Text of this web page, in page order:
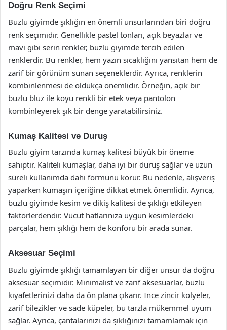
Doğru Renk Seçimi
Buzlu giyimde şıklığın en önemli unsurlarından biri doğru
renk seçimidir. Genellikle pastel tonları, açık beyazlar ve
mavi gibi serin renkler, buzlu giyimde tercih edilen
renklerdir. Bu renkler, hem yazın sıcaklığını yansıtan hem de
zarif bir görünüm sunan seçeneklerdir. Ayrıca, renklerin
kombinlenmesi de oldukça önemlidir. Örneğin, açık bir
buzlu bluz ile koyu renkli bir etek veya pantolon
kombinleyerek şık bir denge yaratabilirsiniz.
Kumaş Kalitesi ve Duruş
Buzlu giyim tarzında kumaş kalitesi büyük bir öneme
sahiptir. Kaliteli kumaşlar, daha iyi bir duruş sağlar ve uzun
süreli kullanımda dahi formunu korur. Bu nedenle, alışveriş
yaparken kumaşın içeriğine dikkat etmek önemlidir. Ayrıca,
buzlu giyimde kesim ve dikiş kalitesi de şıklığı etkileyen
faktörlerdendir. Vücut hatlarınıza uygun kesimlerdeki
parçalar, hem şıklığı hem de konforu bir arada sunar.
Aksesuar Seçimi
Buzlu giyimde şıklığı tamamlayan bir diğer unsur da doğru
aksesuar seçimidir. Minimalist ve zarif aksesuarlar, buzlu
kıyafetlerinizi daha da ön plana çıkarır. İnce zincir kolyeler,
zarif bilezikler ve sade küpeler, bu tarzla mükemmel uyum
sağlar. Ayrıca, çantalarınızı da şıklığınızı tamamlamak için